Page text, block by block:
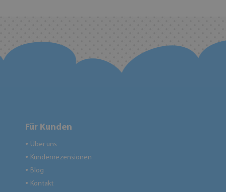
Für Kunden
● Über uns
● Kundenrezensionen
● Blog
● Kontakt